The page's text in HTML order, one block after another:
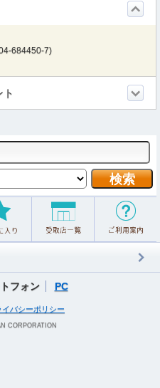
684450-7)
フォン PC
イバシーポリシー
CORPORATION